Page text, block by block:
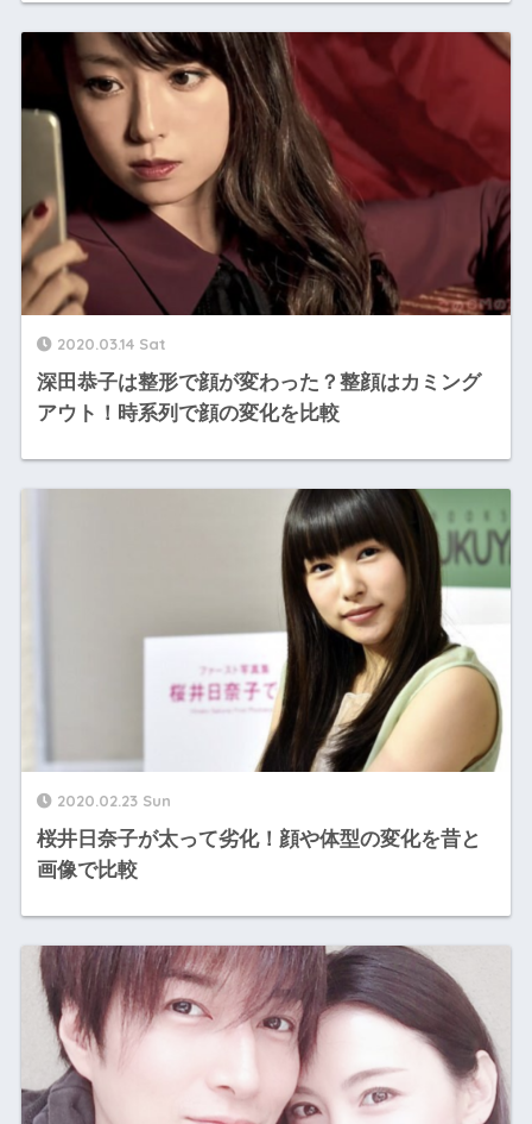
2020.03.14 Sat
深田恭子は整形で顔が変わった？整顔はカミング
アウト！時系列で顔の変化を比較
2020.02.23 Sun
桜井日奈子が太って劣化！顔や体型の変化を昔と
画像で比較